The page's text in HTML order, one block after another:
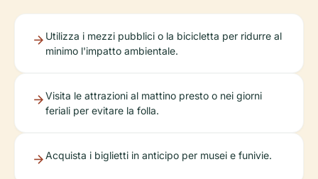
Utilizza i mezzi pubblici o la bicicletta per ridurre al
minimo l'impatto ambientale.
Visita le attrazioni al mattino presto o nei giorni
feriali per evitare la folla.
Acquista i biglietti in anticipo per musei e funivie.